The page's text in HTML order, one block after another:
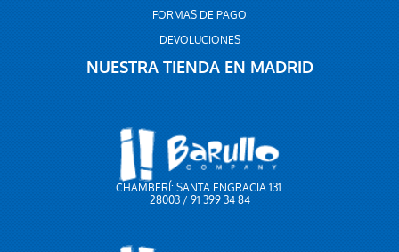
FORMAS DE PAGO
DEVOLUCIONES
NUESTRA TIENDA EN MADRID
CHAMBERÍ: SANTA ENGRACIA 131.
28003 / 91 399 34 84